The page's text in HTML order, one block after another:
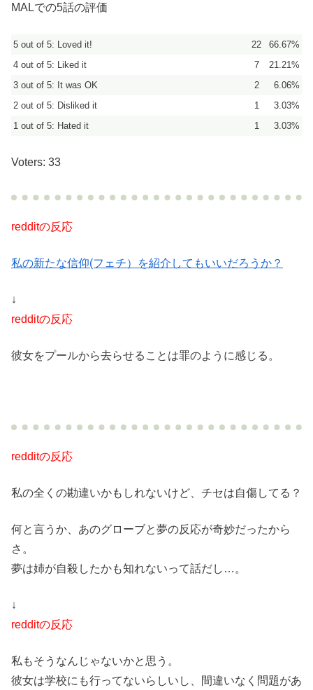
MALでの5話の評価
5 out of 5: Loved it! 22
66.67%
4 out of 5: Liked it
7
21.21%
3 out of 5: It was OK
2
6.06%
2 out of 5: Disliked it
1
3.03%
1 out of 5: Hated it
1 3.03%
Voters: 33
redditの反応
私の新たな信仰(フェチ）を紹介してもいいだろうか？
↓
redditの反応
彼女をプールから去らせることは罪のように感じる。
redditの反応
私の全くの勘違いかもしれないけど、チセは自傷してる？
何と言うか、あのグローブと夢の反応が奇妙だったから
さ。
夢は姉が自殺したかも知れないって話だし…。
↓
redditの反応
私もそうなんじゃないかと思う。
彼女は学校にも行ってないらしいし、間違いなく問題があ